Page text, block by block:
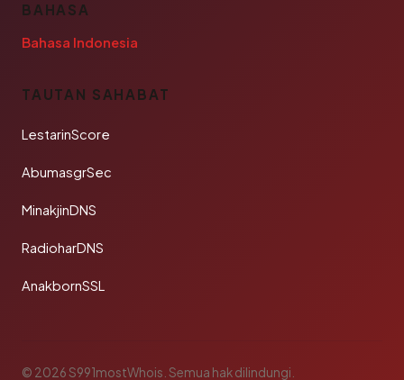
BAHASA
Bahasa Indonesia
TAUTAN SAHABAT
LestarinScore
AbumasgrSec
MinakjinDNS
RadioharDNS
AnakbornSSL
© 2026 S991mostWhois. Semua hak dilindungi.